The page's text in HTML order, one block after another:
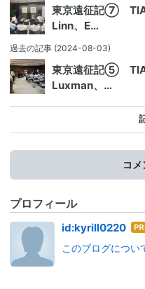
東京遠征記⑦
Linn、E…
過去の記事 (2024-08-03)
東京遠征記⑤
Luxman、…
コメ
プロフィール
id:kyrill0220 は
ロ
このブログについ